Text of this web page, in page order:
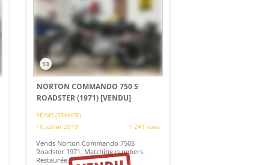
13
NORTON COMMANDO 750 S
ROADSTER (1971)[VENDU]
REIMS (FRANCE)
16 juillet 2019
1 241 vues
Vends Norton Commando 750S
Roadster 1971. Matching numbers.
Restaurée.